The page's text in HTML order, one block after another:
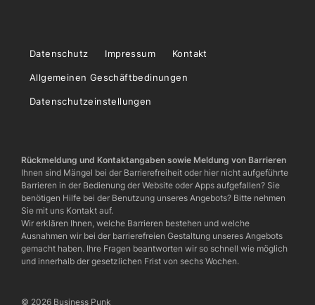
Datenschutz Impressum Kontakt
Allgemeinen Geschäftbedinungen
Datenschutzeinstellungen
Rückmeldung und Kontaktangaben sowie Meldung von Barrieren
Ihnen sind Mängel bei der Barrierefreiheit oder hier nicht aufgeführte
Barrieren in der Bedienung der Website oder Apps aufgefallen? Sie
benötigen Hilfe bei der Benutzung unseres Angebots? Bitte nehmen
Sie mit uns Kontakt auf.
Wir erklären Ihnen, welche Barrieren bestehen und welche
Ausnahmen wir bei der barrierefreien Gestaltung unseres Angebots
gemacht haben. Ihre Fragen beantworten wir so schnell wie möglich
und innerhalb der gesetzlichen Frist von sechs Wochen.
© 2026 Business Punk